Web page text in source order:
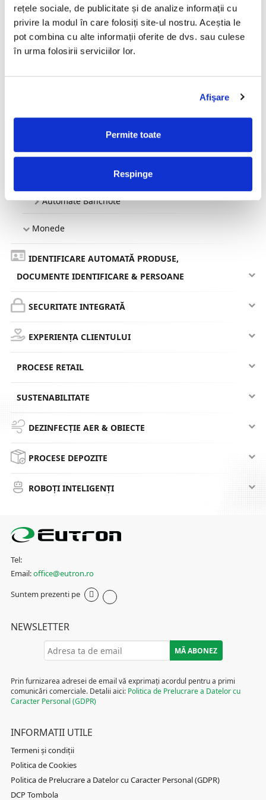
rețele sociale, de publicitate și de analize informații cu
privire la modul în care folosiți site-ul nostru. Aceștia le
pot combina cu alte informații oferite de dvs. sau culese
în urma folosirii serviciilor lor.
Afişare
Permite toate
Respinge
Mașini Numărat și Procesat Bancnote
Dispozitive Verificare Autenticitate Bancnote
Mașini Legat și Împachetat Bancnote
Automate Bancnote
Monede
IDENTIFICARE AUTOMATĂ PRODUSE,
DOCUMENTE IDENTIFICARE & PERSOANE
SECURITATE INTEGRATĂ
EXPERIENȚA CLIENTULUI
PROCESE RETAIL
SUSTENABILITATE
DEZINFECȚIE AER & OBIECTE
PROCESE DEPOZITE
ROBOȚI INTELIGENȚI
AI NEVOIE DE O SOLUTIE SPECIFICA INDUSTRIEI TALE?
CONTACTEAZA-NE
Tel:
Email:office@eutron.ro
Suntem prezenti pe
NEWSLETTER
Prin furnizarea adresei de email vă exprimați acordul pentru a primi
comunicări comerciale. Detalii aici: Politica de Prelucrare a Datelor cu
Caracter Personal (GDPR)
INFORMATII UTILE
Termeni și condiții
Politica de Cookies
Politica de Prelucrare a Datelor cu Caracter Personal (GDPR)
DCP Tombola